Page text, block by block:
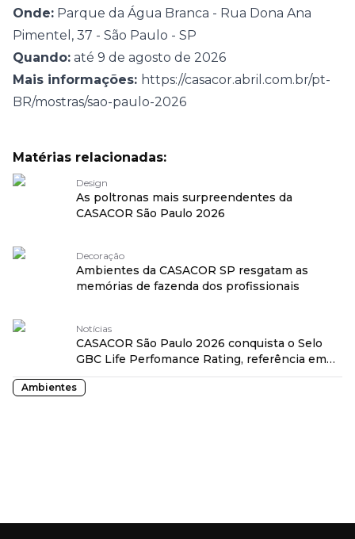
Onde: Parque da Água Branca - Rua Dona Ana
Pimentel, 37 - São Paulo - SP
Quando: até 9 de agosto de 2026
Mais informações: https://casacor.abril.com.br/pt-
BR/mostras/sao-paulo-2026
Matérias relacionadas:
Design
As poltronas mais surpreendentes da
CASACOR São Paulo 2026
Decoração
Ambientes da CASACOR SP resgatam as
memórias de fazenda dos profissionais
Notícias
CASACOR São Paulo 2026 conquista o Selo
GBC Life Perfomance Rating, referência em
saudabilidade de ambientes
Ambientes